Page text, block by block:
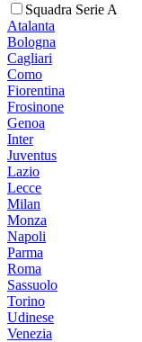
Squadra Serie A
Atalanta
Bologna
Cagliari
Como
Fiorentina
Frosinone
Genoa
Inter
Juventus
Lazio
Lecce
Milan
Monza
Napoli
Parma
Roma
Sassuolo
Torino
Udinese
Venezia